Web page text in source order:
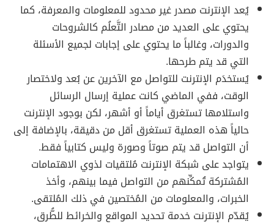
يُعد الإنترنت مصدر غير محدود للمعلومات والمعرفة، كما
يحتوي على العديد من مصادر التَّعلُم كالشروحات
والدورات، وغالباً ما يحتوي على إجابات لجميع الأسئلة
التي قد يتم طرحها.
يُستخدَم الإنترنت للتواصل مع الآخرين عن بُعد ولاختصار
الوقت، ففي الماضي كانت عملية إرسال الرسائل
واستلامها تستغرق أياماً أو أشهر، لكن بوجود الإنترنت
حالياً هذه العملية تستغرق أقل من دقيقة، بالإضافة إلى
أن التواصل قد يتم صوتاً وصورة وليس كتابياً فقط.
يتواجد على شبكة الإنترنت مُلتقيات لذوي الاهتمامات
المُشتركة تُمكِّنهم من التواصل فيما بينهم، وأخذ
الخبرات، والمعلومات من المُختصين في ذلك المُلتقى.
يُقدّم الإنترنت خدمة تحديد المواقع والخرائط للطُّرق،